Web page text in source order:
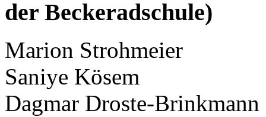
der Beckeradschule)
Marion Strohmeier
Saniye Kösem
Dagmar Droste-Brinkmann